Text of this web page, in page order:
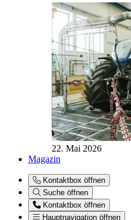
22. Mai 2026
Magazin
Kontaktbox öffnen
Suche öffnen
Kontaktbox öffnen
Hauptnavigation öffnen